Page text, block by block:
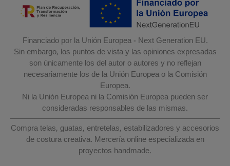
Financiado por la Unión Europea - Next Generation EU.
Sin embargo, los puntos de vista y las opiniones expresadas
son únicamente los del autor o autores y no reflejan
necesariamente los de la Unión Europea o la Comisión
Europea.
Ni la Unión Europea ni la Comisión Europea pueden ser
consideradas responsables de las mismas.
Compra telas, guatas, entretelas, estabilizadores y accesorios
de costura creativa. Mercería online especializada en
proyectos handmade.